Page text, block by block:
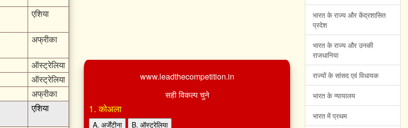
एशिया
अफ्रीका
ऑस्ट्रेलिया
ऑस्ट्रेलिया
अफ्रीका
एशिया
www.leadthecompetition.in
सही विकल्प चुने
1. कोअला
A. अर्जेंटीना B. ऑस्ट्रेलिया
भारत के राज्य और केंद्रशासित
प्रदेश
भारत के राज्य और उनकी
राजधानिया
राज्यों के सांसद एवं विधायक
भारत के न्यायालय
भारत में प्रथम